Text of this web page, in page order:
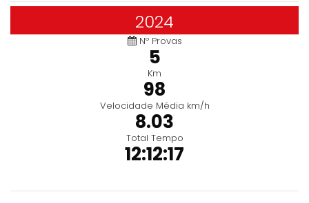
2024
Nº Provas
5
Km
98
Velocidade Média km/h
8.03
Total Tempo
12:12:17